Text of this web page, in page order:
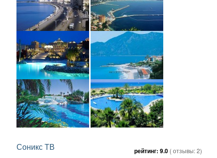
Соникс ТВ рейтинг: 9.0 ( отзывы:2)